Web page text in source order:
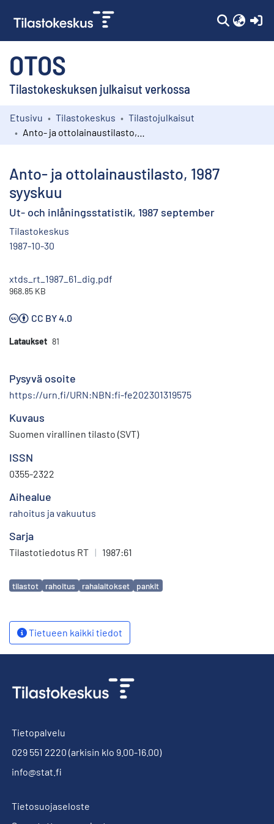
OTOS
Tilastokeskuksen julkaisut verkossa
Kokoelmat
Etusivu Tilastokeskus
Tilastojulkaisut
Anto- ja ottolainaustilasto, 1987
syyskuu
Ut- och inlåningsstatistik, 1987 september
Tilastokeskus
1987-10-30
xtds_rt_1987_61_dig.pdf
968.85 KB
CC BY 4.0
Lataukset 81
Pysyvä osoite
https://urn.fi/URN:NBN:fi-fe202301319575
Kuvaus
Suomen virallinen tilasto (SVT)
ISSN
0355-2322
Aihealue
rahoitus ja vakuutus
Sarja
Tilastotiedotus RT | 1987:61
Avainsanat
tilastot rahoitus rahalaitokset pankit
Tietueen kaikki tiedot
Tietopalvelu
029 551 2220 (arkisin klo 9.00-16.00)
info@stat.fi
Tietosuojaseloste